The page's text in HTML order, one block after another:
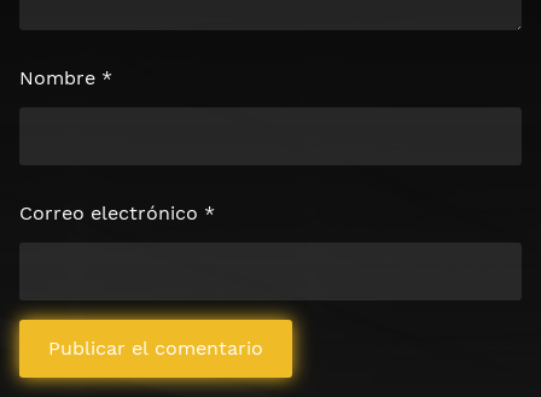
Nombre *
Correo electrónico *